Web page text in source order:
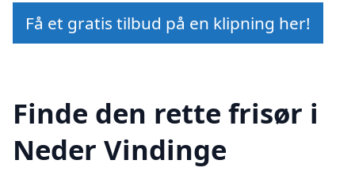
Få et gratis tilbud på en klipning her!
Finde den rette frisør i
Neder Vindinge